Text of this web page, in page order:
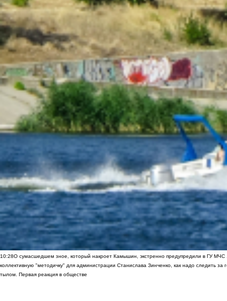
10:28О сумасшедшем зное, который накроет Камышин, экстренно предупредили в ГУ МЧС
коллективную "методичку" для администрации Станислава Зинченко, как надо следить за
тылом. Первая реакция в обществе